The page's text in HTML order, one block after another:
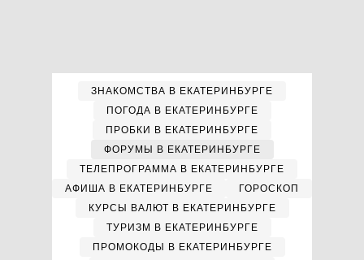
ЗНАКОМСТВА В ЕКАТЕРИНБУРГЕ
ПОГОДА В ЕКАТЕРИНБУРГЕ
ПРОБКИ В ЕКАТЕРИНБУРГЕ
ФОРУМЫ В ЕКАТЕРИНБУРГЕ
ТЕЛЕПРОГРАММА В ЕКАТЕРИНБУРГЕ
АФИША В ЕКАТЕРИНБУРГЕ
ГОРОСКОП
КУРСЫ ВАЛЮТ В ЕКАТЕРИНБУРГЕ
ТУРИЗМ В ЕКАТЕРИНБУРГЕ
ПРОМОКОДЫ В ЕКАТЕРИНБУРГЕ